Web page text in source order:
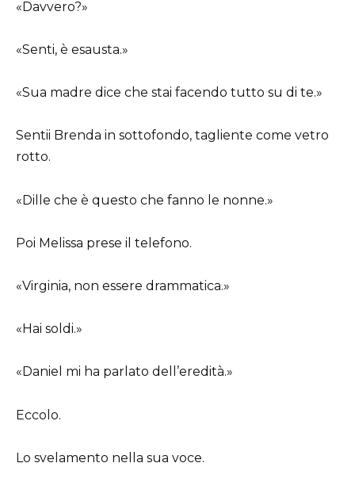
«Davvero?»
«Senti, è esausta.»
«Sua madre dice che stai facendo tutto su di te.»
Sentii Brenda in sottofondo, tagliente come vetro
rotto.
«Dille che è questo che fanno le nonne.»
Poi Melissa prese il telefono.
«Virginia, non essere drammatica.»
«Hai soldi.»
«Daniel mi ha parlato dell’eredità.»
Eccolo.
Lo svelamento nella sua voce.